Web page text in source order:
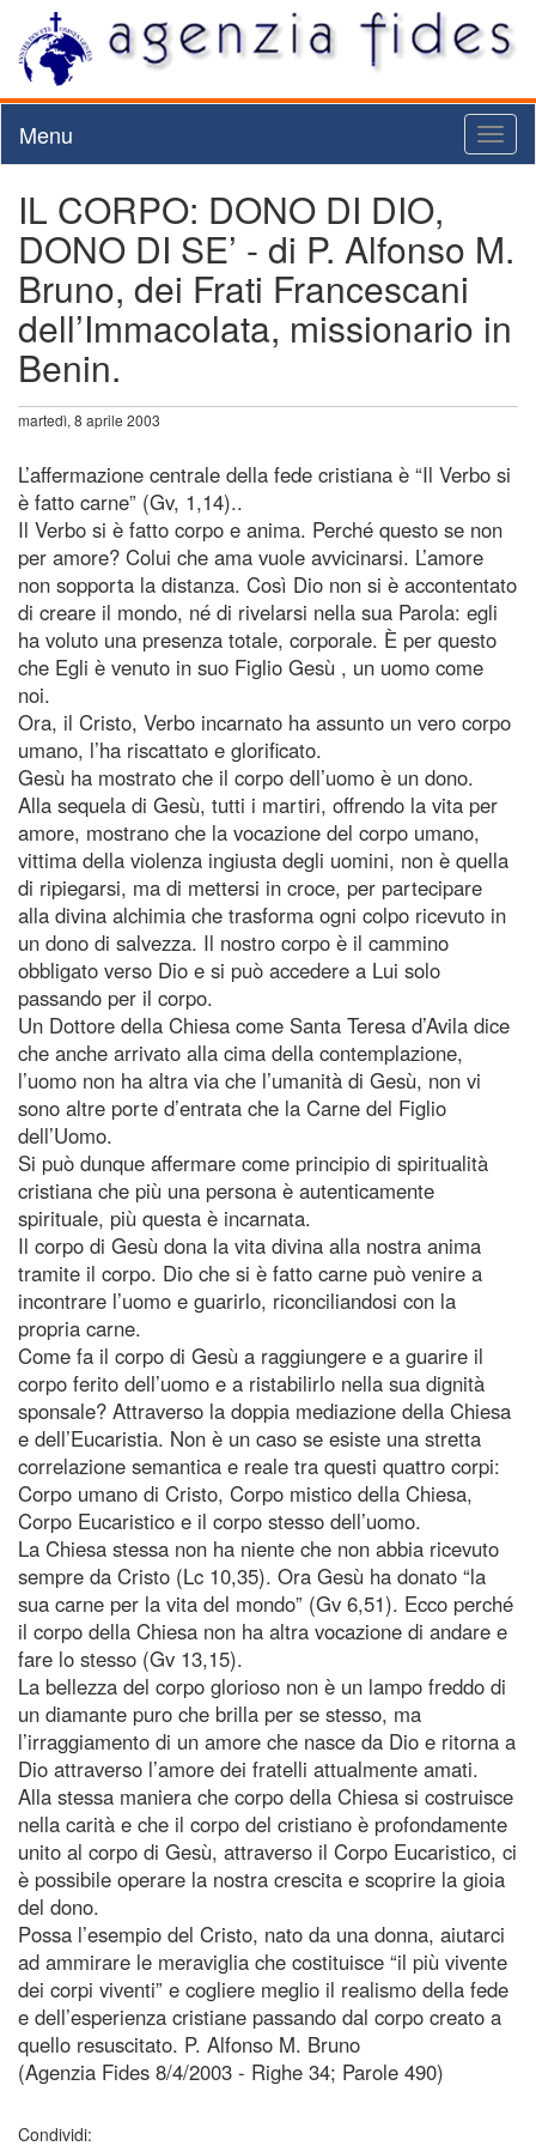
Menu
IL CORPO: DONO DI DIO,
DONO DI SE’ - di P. Alfonso M.
Bruno, dei Frati Francescani
dell’Immacolata, missionario in
Benin.
martedì, 8 aprile 2003
L’affermazione centrale della fede cristiana è “Il Verbo si
è fatto carne” (Gv, 1,14)..
Il Verbo si è fatto corpo e anima. Perché questo se non
per amore? Colui che ama vuole avvicinarsi. L’amore
non sopporta la distanza. Così Dio non si è accontentato
di creare il mondo, né di rivelarsi nella sua Parola: egli
ha voluto una presenza totale, corporale. È per questo
che Egli è venuto in suo Figlio Gesù , un uomo come
noi.
Ora, il Cristo, Verbo incarnato ha assunto un vero corpo
umano, l’ha riscattato e glorificato.
Gesù ha mostrato che il corpo dell’uomo è un dono.
Alla sequela di Gesù, tutti i martiri, offrendo la vita per
amore, mostrano che la vocazione del corpo umano,
vittima della violenza ingiusta degli uomini, non è quella
di ripiegarsi, ma di mettersi in croce, per partecipare
alla divina alchimia che trasforma ogni colpo ricevuto in
un dono di salvezza. Il nostro corpo è il cammino
obbligato verso Dio e si può accedere a Lui solo
passando per il corpo.
Un Dottore della Chiesa come Santa Teresa d’Avila dice
che anche arrivato alla cima della contemplazione,
l’uomo non ha altra via che l’umanità di Gesù, non vi
sono altre porte d’entrata che la Carne del Figlio
dell’Uomo.
Si può dunque affermare come principio di spiritualità
cristiana che più una persona è autenticamente
spirituale, più questa è incarnata.
Il corpo di Gesù dona la vita divina alla nostra anima
tramite il corpo. Dio che si è fatto carne può venire a
incontrare l’uomo e guarirlo, riconciliandosi con la
propria carne.
Come fa il corpo di Gesù a raggiungere e a guarire il
corpo ferito dell’uomo e a ristabilirlo nella sua dignità
sponsale? Attraverso la doppia mediazione della Chiesa
e dell’Eucaristia. Non è un caso se esiste una stretta
correlazione semantica e reale tra questi quattro corpi:
Corpo umano di Cristo, Corpo mistico della Chiesa,
Corpo Eucaristico e il corpo stesso dell’uomo.
La Chiesa stessa non ha niente che non abbia ricevuto
sempre da Cristo (Lc 10,35). Ora Gesù ha donato “la
sua carne per la vita del mondo” (Gv 6,51). Ecco perché
il corpo della Chiesa non ha altra vocazione di andare e
fare lo stesso (Gv 13,15).
La bellezza del corpo glorioso non è un lampo freddo di
un diamante puro che brilla per se stesso, ma
l’irraggiamento di un amore che nasce da Dio e ritorna a
Dio attraverso l’amore dei fratelli attualmente amati.
Alla stessa maniera che corpo della Chiesa si costruisce
nella carità e che il corpo del cristiano è profondamente
unito al corpo di Gesù, attraverso il Corpo Eucaristico, ci
è possibile operare la nostra crescita e scoprire la gioia
del dono.
Possa l’esempio del Cristo, nato da una donna, aiutarci
ad ammirare le meraviglia che costituisce “il più vivente
dei corpi viventi” e cogliere meglio il realismo della fede
e dell’esperienza cristiane passando dal corpo creato a
quello resuscitato. P. Alfonso M. Bruno
(Agenzia Fides 8/4/2003 - Righe 34; Parole 490)
Condividi: